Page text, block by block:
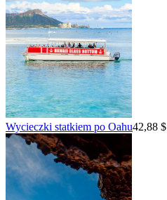
Wycieczki statkiem po Oahu42,88 $